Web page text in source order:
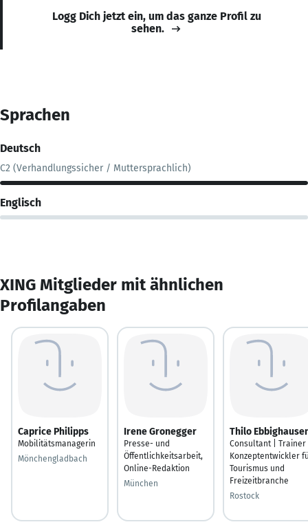
Logg Dich jetzt ein, um das ganze Profil zu
sehen.
Sprachen
Deutsch
C2 (Verhandlungssicher / Muttersprachlich)
Englisch
XING Mitglieder mit ähnlichen
Profilangaben
Caprice Philipps
Mobilitätsmanagerin
Mönchengladbach
Irene Gronegger
Presse- und
Öffentlichkeitsarbeit,
Online-Redaktion
München
Thilo
Consultant |
Konzeptentwickler
Tourismus und
Freizeitbranche
Rostock